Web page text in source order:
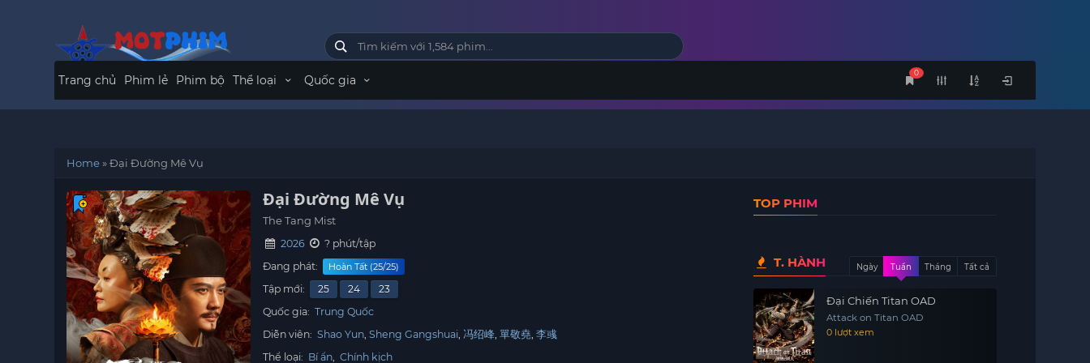
0
Trang chủ Phim lẻ Phim bộ Thể loại Quốc gia
Home»Đại Đường Mê Vụ
Đại Đường Mê Vụ
The Tang Mist
2026
? phút/tập
Đang phát:
Hoàn Tất (25/25)
Tập mới: 25 24
23
Quốc gia: Trung Quốc
Diễn viên: Shao Yun Sheng Gangshuai 冯绍峰 單敬堯 李彧
Thể loại: Bí ẩn, Chính kịch
TOP PHIM
T. HÀNH Ngày Tuần Tháng Tất cả
Đại Chiến Titan OAD
Attack on Titan OAD
0 lượt xem